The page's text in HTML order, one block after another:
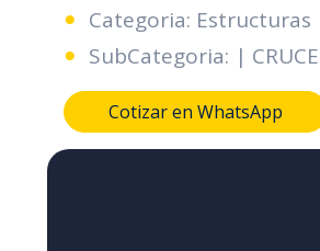
Categoria: Estructuras
SubCategoria: |
Cotizar en WhatsApp